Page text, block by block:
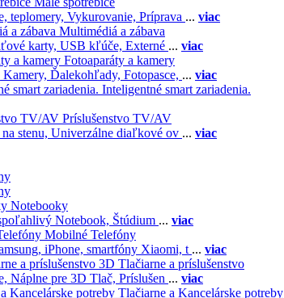
teplomery, Vykurovanie, Príprava ... viac
Multimédiá a zábava
karty, USB kľúče, Externé ... viac
Fotoaparáty a kamery
Kamery, Ďalekohľady, Fotopasce, ... viac
Inteligentné smart zariadenia.
Príslušenstvo TV/AV
stenu, Univerzálne diaľkové ov ... viac
Notebooky
Notebook, Štúdium ... viac
Mobilné Telefóny
iPhone, smartfóny Xiaomi, t ... viac
3D Tlačiarne a príslušenstvo
Náplne pre 3D Tlač, Príslušen ... viac
Tlačiarne a Kancelárske potreby